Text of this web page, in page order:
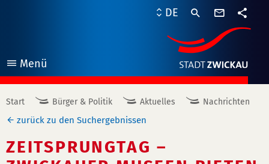
Menü
öffnen
DE
Start Bürger & Politik Aktuelles Nachrichten
zurück zu den Suchergebnissen
ZEITSPRUNGTAG –